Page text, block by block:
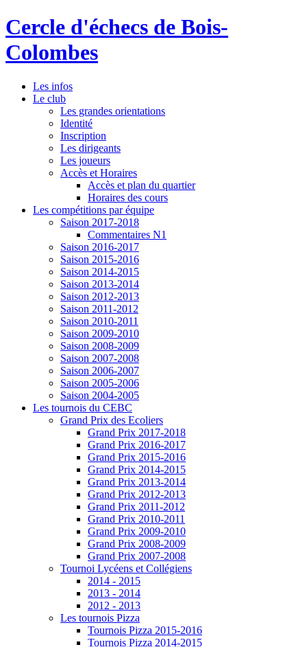
Cercle d'échecs de Bois-
Colombes
Les infos
Le club
Les grandes orientations
Identité
Inscription
Les dirigeants
Les joueurs
Accès et Horaires
Accès et plan du quartier
Horaires des cours
Les compétitions par équipe
Saison 2017-2018
Commentaires N1
Saison 2016-2017
Saison 2015-2016
Saison 2014-2015
Saison 2013-2014
Saison 2012-2013
Saison 2011-2012
Saison 2010-2011
Saison 2009-2010
Saison 2008-2009
Saison 2007-2008
Saison 2006-2007
Saison 2005-2006
Saison 2004-2005
Les tournois du CEBC
Grand Prix des Ecoliers
Grand Prix 2017-2018
Grand Prix 2016-2017
Grand Prix 2015-2016
Grand Prix 2014-2015
Grand Prix 2013-2014
Grand Prix 2012-2013
Grand Prix 2011-2012
Grand Prix 2010-2011
Grand Prix 2009-2010
Grand Prix 2008-2009
Grand Prix 2007-2008
Tournoi Lycéens et Collégiens
2014 - 2015
2013 - 2014
2012 - 2013
Les tournois Pizza
Tournois Pizza 2015-2016
Tournois Pizza 2014-2015